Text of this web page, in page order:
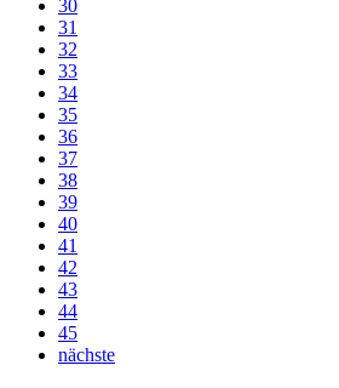
30
31
32
33
34
35
36
37
38
39
40
41
42
43
44
45
nächste